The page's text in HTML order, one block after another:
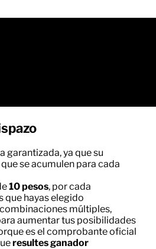
garantizada, ya que su
que se acumulen para cada
10 pesos, por cada
que hayas elegido
múltiples,
aumentar tus posibilidades
es el comprobante oficial
resultes ganador